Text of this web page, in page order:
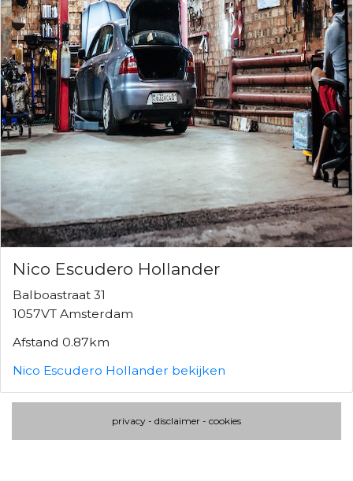
Nico Escudero Hollander
Balboastraat 31
1057VT Amsterdam
Afstand 0.87km
Nico Escudero Hollander bekijken
privacy - disclaimer - cookies